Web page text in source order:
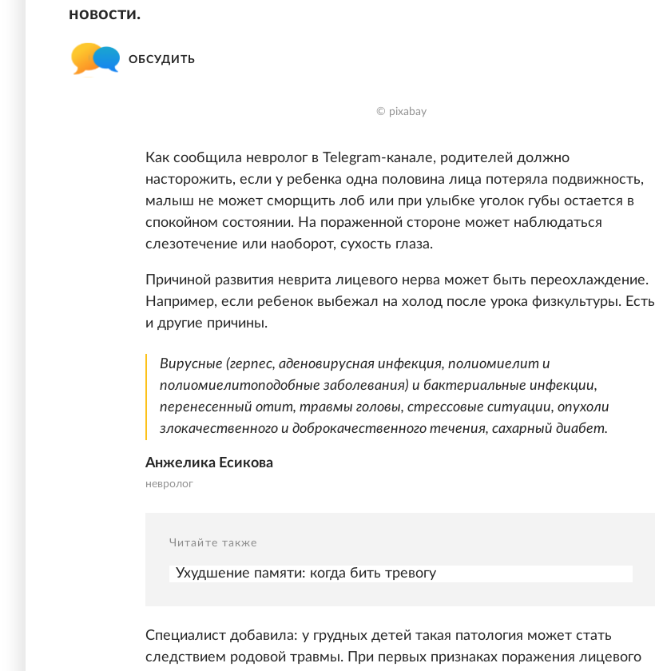
новости.
ОБСУДИТЬ
© pixabay
Как сообщила невролог в Telegram-канале, родителей должно
насторожить, если у ребенка одна половина лица потеряла подвижность,
малыш не может сморщить лоб или при улыбке уголок губы остается в
спокойном состоянии. На пораженной стороне может наблюдаться
слезотечение или наоборот, сухость глаза.
Причиной развития неврита лицевого нерва может быть переохлаждение.
Например, если ребенок выбежал на холод после урока физкультуры. Есть
и другие причины.
Вирусные (герпес, аденовирусная инфекция, полиомиелит и
полиомиелитоподобные заболевания) и бактериальные инфекции,
перенесенный отит, травмы головы, стрессовые ситуации, опухоли
злокачественного и доброкачественного течения, сахарный диабет.
Анжелика Есикова
невролог
Читайте также
Ухудшение памяти: когда бить тревогу
Специалист добавила: у грудных детей такая патология может стать
следствием родовой травмы. При первых признаках поражения лицевого